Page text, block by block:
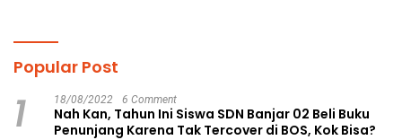
Popular Post
1 18/08/2022 6 Comment
Nah Kan, Tahun Ini Siswa SDN Banjar 02 Beli Buku
Penunjang Karena Tak Tercover di BOS, Kok Bisa?